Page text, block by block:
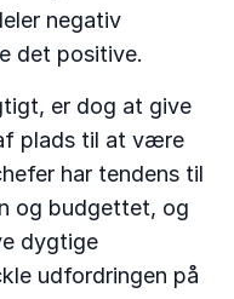
negativ
det positive.
er dog at give
plads til at være
har tendens til
og budgettet, og
dygtige
udfordringen på